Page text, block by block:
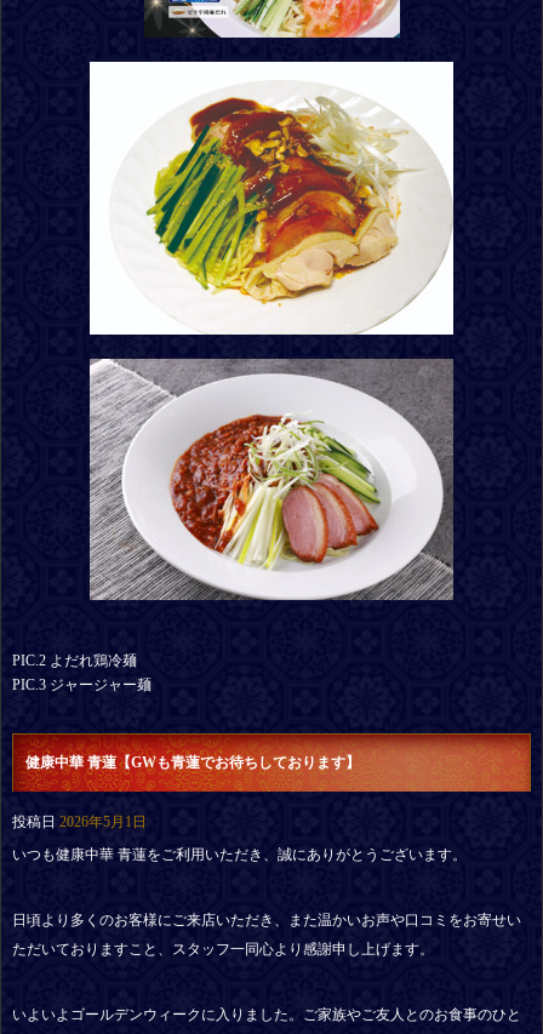
PIC.2 よだれ鶏冷麺
PIC.3 ジャージャー麺
健康中華 青蓮【GWも青蓮でお待ちしております】
投稿日 2026年5月1日
いつも健康中華 青蓮をご利用いただき、誠にありがとうございます。
日頃より多くのお客様にご来店いただき、また温かいお声や口コミをお寄せい
ただいておりますこと、スタッフ一同心より感謝申し上げます。
いよいよゴールデンウィークに入りました。ご家族やご友人とのお食事のひと